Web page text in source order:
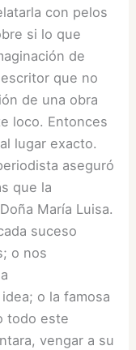
con pelos
si lo que
de
que no
de una obra
loco. Entonces
lugar exacto.
aseguró
que la
María Luisa.
suceso
o nos
o la famosa
todo este
vengar a su